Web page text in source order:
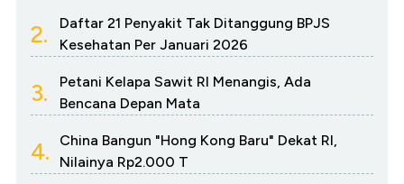
2.
Daftar 21 Penyakit Tak Ditanggung BPJS
Kesehatan Per Januari 2026
3.
Petani Kelapa Sawit RI Menangis, Ada
Bencana Depan Mata
4.
China Bangun "Hong Kong Baru" Dekat RI,
Nilainya Rp2.000 T